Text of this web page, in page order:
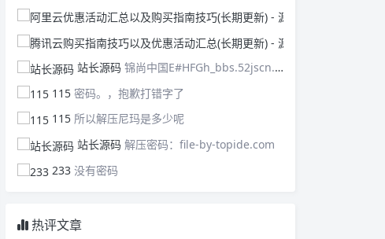
站长源码 锦尚中国E#HFGh_bbs.52jscn.comEYzhibo8
115 密码。，抱歉打错字了
115 所以解压尼玛是多少呢
站长源码 解压密码：file-by-topide.com
233 没有密码
热评文章